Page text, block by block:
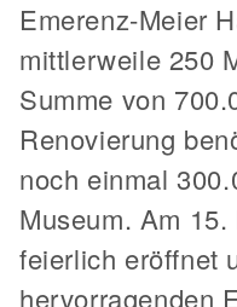
Emerenz-Meier
mittlerweile 250
Summe von
Renovierung
noch einmal
Museum. Am
feierlich eröffnet
hervorragenden